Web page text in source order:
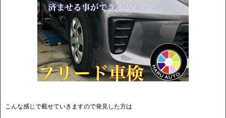
こんな感じで載せていきますので発見した方は